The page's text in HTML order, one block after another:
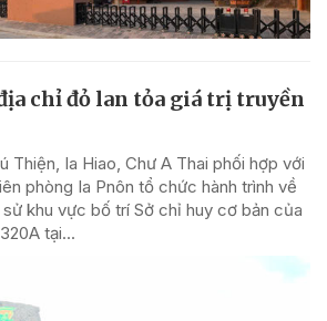
chỉ đỏ lan tỏa giá trị truyền
Thiện, Ia Hiao, Chư A Thai phối hợp với
phòng Ia Pnôn tổ chức hành trình về
khu vực bố trí Sở chỉ huy cơ bản của
tại...